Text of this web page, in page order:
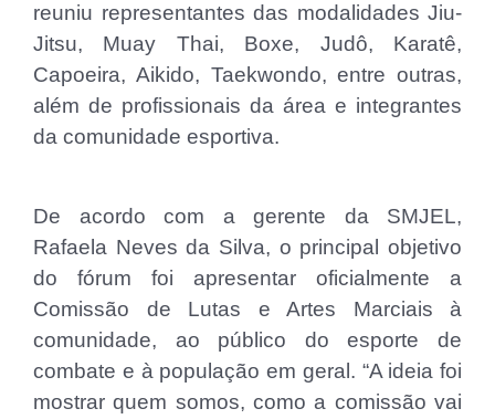
reuniu representantes das modalidades Jiu-
Jitsu, Muay Thai, Boxe, Judô, Karatê,
Capoeira, Aikido, Taekwondo, entre outras,
além de profissionais da área e integrantes
da comunidade esportiva.
De acordo com a gerente da SMJEL,
Rafaela Neves da Silva, o principal objetivo
do fórum foi apresentar oficialmente a
Comissão de Lutas e Artes Marciais à
comunidade, ao público do esporte de
combate e à população em geral. “A ideia foi
mostrar quem somos, como a comissão vai